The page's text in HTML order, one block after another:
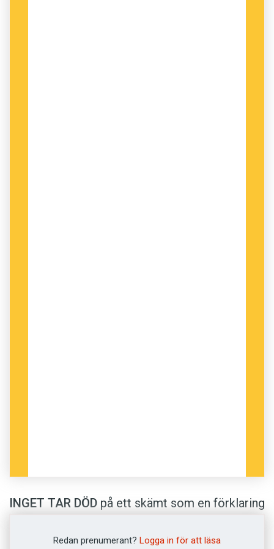
INGET TAR DÖD på ett skämt som en förklaring
alltid i överrask­ningsmomentet.
Redan prenumerant? Logga in för att läsa